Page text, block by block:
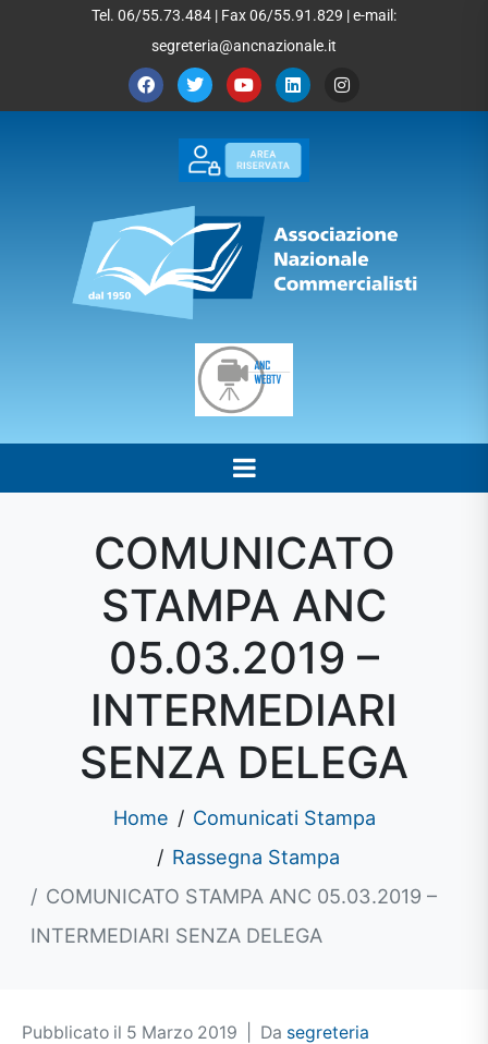
Tel. 06/55.73.484 | Fax 06/55.91.829 | e-mail:
segreteria@ancnazionale.it
COMUNICATO
STAMPA ANC
05.03.2019 –
INTERMEDIARI
SENZA DELEGA
Home
Comunicati Stampa
Rassegna Stampa
COMUNICATO STAMPA ANC 05.03.2019 –
INTERMEDIARI SENZA DELEGA
Pubblicato il 5 Marzo 2019 Da segreteria